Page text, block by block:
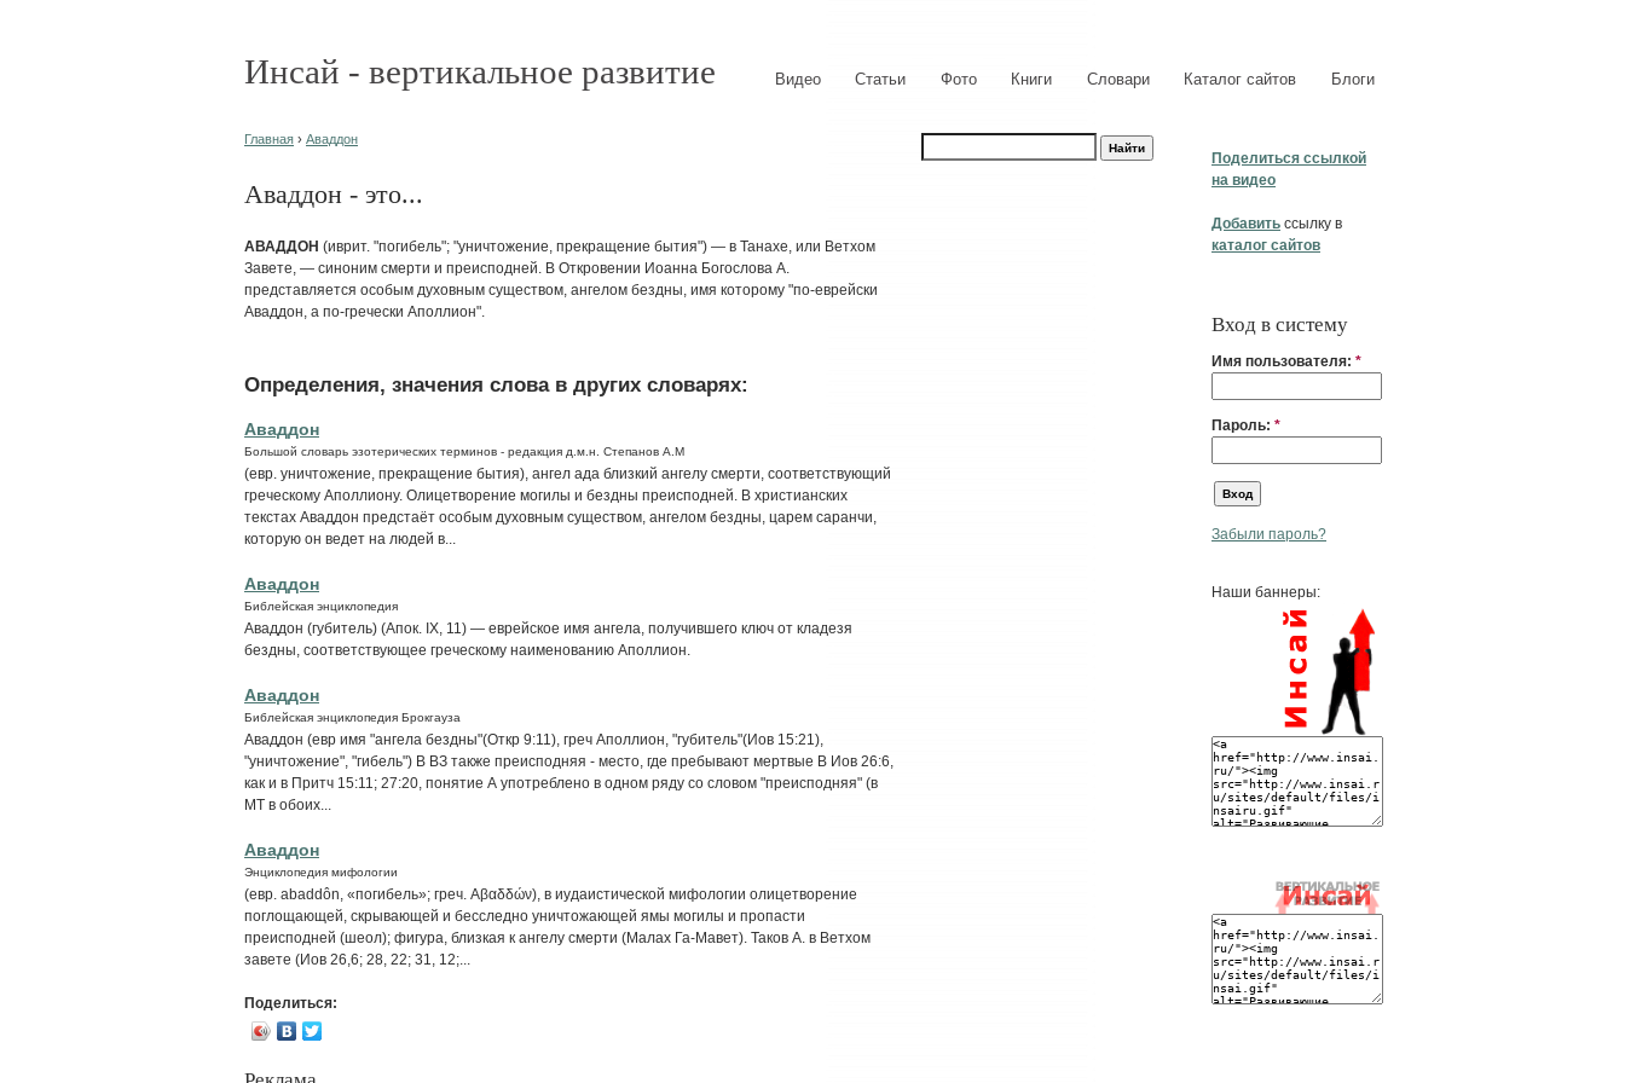
Инсай - вертикальное развитие Видео Статьи Фото Книги Словари Каталог сайтов Блоги
Поделиться ссылкой
на видео
Добавить ссылку в
каталог сайтов
Вход в систему
Имя пользователя: *
Пароль: *
Забыли пароль?
Наши баннеры:
Главная › Аваддон
Аваддон - это...
АВАДДОН (иврит. "погибель"; "уничтожение, прекращение бытия") — в Танахе, или Ветхом
Завете, — синоним смерти и преисподней. В Откровении Иоанна Богослова А.
представляется особым духовным существом, ангелом бездны, имя которому "по-еврейски
Аваддон, а по-гречески Аполлион".
Определения, значения слова в других словарях:
Аваддон
Большой словарь эзотерических терминов - редакция д.м.н. Степанов А.М
(евр. уничтожение, прекращение бытия), ангел ада близкий ангелу смерти, соответствующий
греческому Аполлиону. Олицетворение могилы и бездны преисподней. В христианских
текстах Аваддон предстаёт особым духовным существом, ангелом бездны, царем саранчи,
которую он ведет на людей в...
Аваддон
Библейская энциклопедия
Аваддон (губитель) (Апок. IX, 11) — еврейское имя ангела, получившего ключ от кладезя
бездны, соответствующее греческому наименованию Аполлион.
Аваддон
Библейская энциклопедия Брокгауза
Аваддон (евр имя "ангела бездны"(Откр 9:11), греч Аполлион, "губитель"(Иов 15:21),
"уничтожение", "гибель") В ВЗ также преисподняя - место, где пребывают мертвые В Иов 26:6,
как и в Притч 15:11; 27:20, понятие А употреблено в одном ряду со словом "преисподняя" (в
МТ в обоих...
Аваддон
Энциклопедия мифологии
(евр. abaddôn, «погибель»; греч. Αβαδδών), в иудаистической мифологии олицетворение
поглощающей, скрывающей и бесследно уничтожающей ямы могилы и пропасти
преисподней (шеол); фигура, близкая к ангелу смерти (Малах Га-Мавет). Таков А. в Ветхом
завете (Иов 26,6; 28, 22; 31, 12;...
Поделиться: